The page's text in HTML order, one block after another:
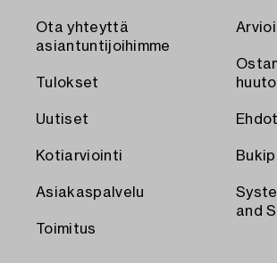
Ota yhteyttä
asiantuntijoihimme
Tulokset
Uutiset
Kotiarviointi
Asiakaspalvelu
Toimitus
Ehdot
and